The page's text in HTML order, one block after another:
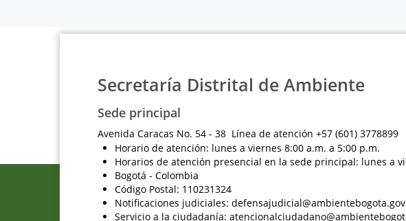
Secretaría Distrital de Ambiente
Sede principal
Avenida Caracas No. 54 - 38 Línea de atención +57 (601) 3778899
Horario de atención: lunes a viernes 8:00 a.m. a 5:00 p.m.
Horarios de atención presencial en la sede principal: lunes a
Bogotá - Colombia
Código Postal: 110231324
Notificaciones judiciales:
Servicio a la ciudadanía: